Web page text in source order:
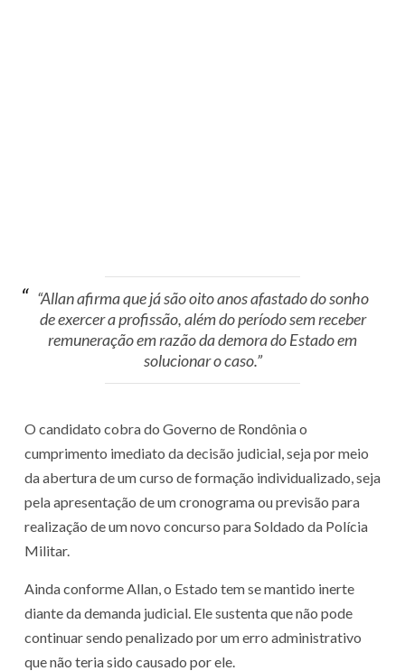
“Allan afirma que já são oito anos afastado do sonho
de exercer a profissão, além do período sem receber
remuneração em razão da demora do Estado em
solucionar o caso.”
O candidato cobra do Governo de Rondônia o
cumprimento imediato da decisão judicial, seja por meio
da abertura de um curso de formação individualizado, seja
pela apresentação de um cronograma ou previsão para
realização de um novo concurso para Soldado da Polícia
Militar.
Ainda conforme Allan, o Estado tem se mantido inerte
diante da demanda judicial. Ele sustenta que não pode
continuar sendo penalizado por um erro administrativo
que não teria sido causado por ele.